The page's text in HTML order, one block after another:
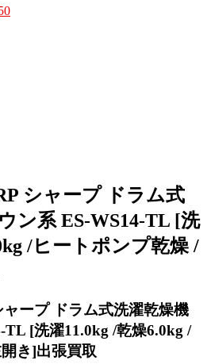
シャープ ドラム式
ン系 ES-WS14-TL [洗
/ヒートポンプ乾燥 /
ープ ドラム式洗濯乾燥機
TL [洗濯11.0kg /乾燥6.0kg /
き]出張買取